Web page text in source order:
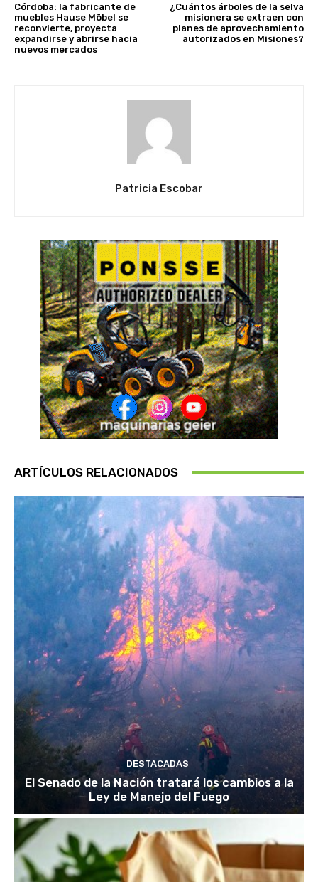
Córdoba: la fabricante de
muebles Hause Möbel se
reconvierte, proyecta
expandirse y abrirse hacia
nuevos mercados
¿Cuántos árboles de la selva
misionera se extraen con
planes de aprovechamiento
autorizados en Misiones?
Patricia Escobar
ARTÍCULOS RELACIONADOS
DESTACADAS
El Senado de la Nación tratará los cambios a la
Ley de Manejo del Fuego